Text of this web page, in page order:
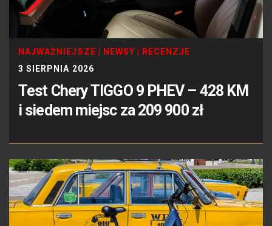
NAJWAŻNIEJSZE NEWSY
RECENZJE
3 SIERPNIA 2026
Test Chery TIGGO 9 PHEV – 428 KM
i siedem miejsc za 209 900 zł